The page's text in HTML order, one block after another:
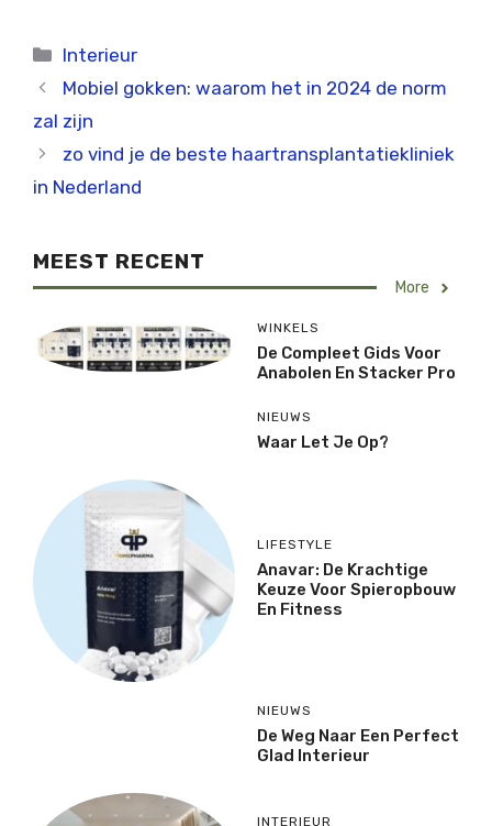
Categorieën
Interieur
Mobiel gokken: waarom het in 2024 de norm
zal zijn
zo vind je de beste haartransplantatiekliniek
in Nederland
MEEST RECENT
More
WINKELS
De Compleet Gids Voor
Anabolen En Stacker Pro
NIEUWS
Waar Let Je Op?
LIFESTYLE
Anavar: De Krachtige
Keuze Voor Spieropbouw
En Fitness
NIEUWS
De Weg Naar Een Perfect
Glad Interieur
INTERIEUR